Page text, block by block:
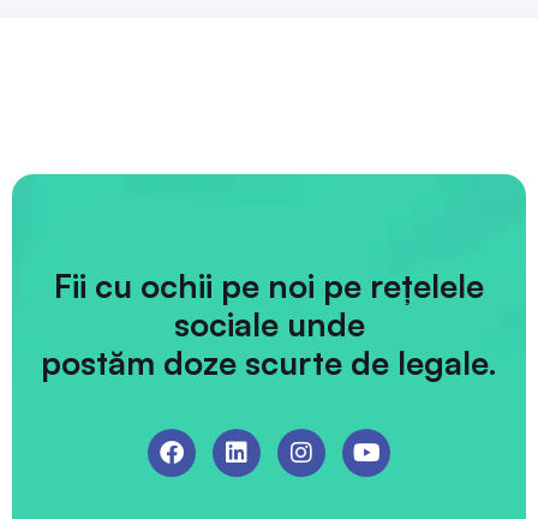
Fii cu ochii pe noi pe rețelele
sociale unde
postăm doze scurte de legale.